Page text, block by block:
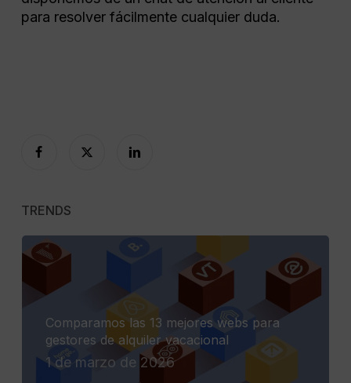
para resolver fácilmente cualquier duda.
TRENDS
Comparamos las 13 mejores webs para
gestores de alquiler vacacional
1 de marzo de 2026